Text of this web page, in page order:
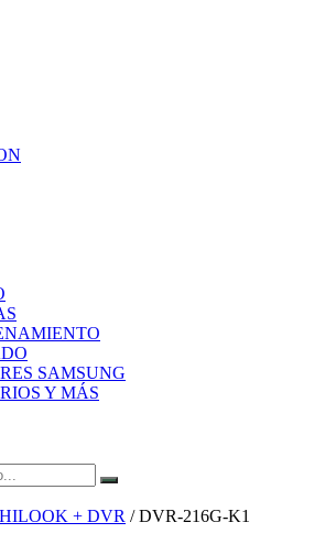
SAMSUNG
Y MÁS
HILOOK + DVR / DVR-216G-K1